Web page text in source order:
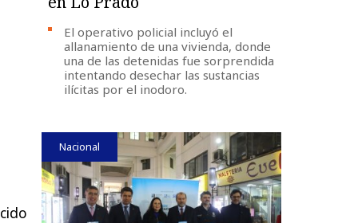
El operativo policial incluyó el
allanamiento de una vivienda, donde
una de las detenidas fue sorprendida
intentando desechar las sustancias
ilícitas por el inodoro.
Nacional